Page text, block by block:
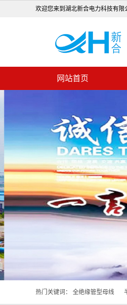
欢迎您来到湖北新合电力科技有限
网站首页
热门关键词： 全绝缘管型母线